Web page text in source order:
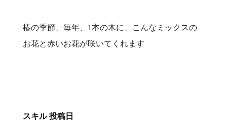
椿の季節、毎年、1本の木に、こんなミックスの
お花と赤いお花が咲いてくれます
スキル 投稿日